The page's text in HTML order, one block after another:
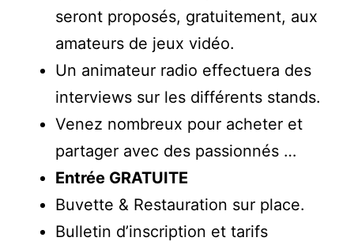
seront proposés, gratuitement, aux
amateurs de jeux vidéo.
Un animateur radio effectuera des
interviews sur les différents stands.
Venez nombreux pour acheter et
partager avec des passionnés …
Entrée GRATUITE
Buvette & Restauration sur place.
Bulletin d’inscription et tarifs